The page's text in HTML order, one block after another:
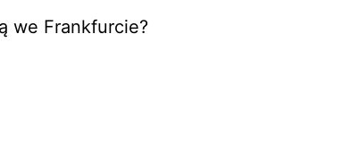
we Frankfurcie?